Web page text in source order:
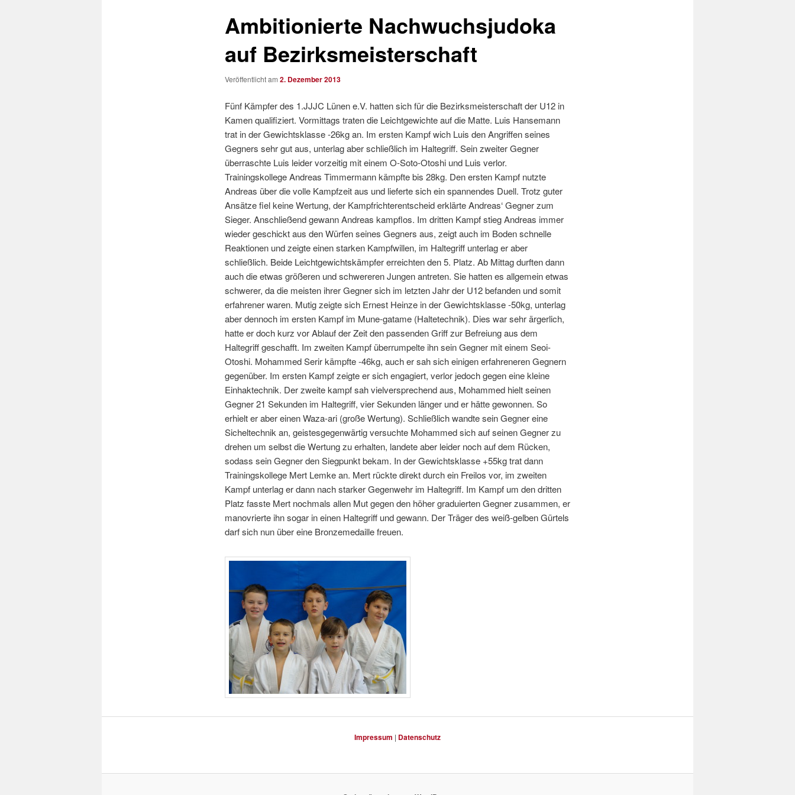
Ambitionierte Nachwuchsjudoka
auf Bezirksmeisterschaft
Veröffentlicht am 2. Dezember 2013
Fünf Kämpfer des 1.JJJC Lünen e.V. hatten sich für die Bezirksmeisterschaft der U12 in
Kamen qualifiziert. Vormittags traten die Leichtgewichte auf die Matte. Luis Hansemann
trat in der Gewichtsklasse -26kg an. Im ersten Kampf wich Luis den Angriffen seines
Gegners sehr gut aus, unterlag aber schließlich im Haltegriff. Sein zweiter Gegner
überraschte Luis leider vorzeitig mit einem O-Soto-Otoshi und Luis verlor.
Trainingskollege Andreas Timmermann kämpfte bis 28kg. Den ersten Kampf nutzte
Andreas über die volle Kampfzeit aus und lieferte sich ein spannendes Duell. Trotz guter
Ansätze fiel keine Wertung, der Kampfrichterentscheid erklärte Andreas‘ Gegner zum
Sieger. Anschließend gewann Andreas kampflos. Im dritten Kampf stieg Andreas immer
wieder geschickt aus den Würfen seines Gegners aus, zeigt auch im Boden schnelle
Reaktionen und zeigte einen starken Kampfwillen, im Haltegriff unterlag er aber
schließlich. Beide Leichtgewichtskämpfer erreichten den 5. Platz. Ab Mittag durften dann
auch die etwas größeren und schwereren Jungen antreten. Sie hatten es allgemein etwas
schwerer, da die meisten ihrer Gegner sich im letzten Jahr der U12 befanden und somit
erfahrener waren. Mutig zeigte sich Ernest Heinze in der Gewichtsklasse -50kg, unterlag
aber dennoch im ersten Kampf im Mune-gatame (Haltetechnik). Dies war sehr ärgerlich,
hatte er doch kurz vor Ablauf der Zeit den passenden Griff zur Befreiung aus dem
Haltegriff geschafft. Im zweiten Kampf überrumpelte ihn sein Gegner mit einem Seoi-
Otoshi. Mohammed Serir kämpfte -46kg, auch er sah sich einigen erfahreneren Gegnern
gegenüber. Im ersten Kampf zeigte er sich engagiert, verlor jedoch gegen eine kleine
Einhaktechnik. Der zweite kampf sah vielversprechend aus, Mohammed hielt seinen
Gegner 21 Sekunden im Haltegriff, vier Sekunden länger und er hätte gewonnen. So
erhielt er aber einen Waza-ari (große Wertung). Schließlich wandte sein Gegner eine
Sicheltechnik an, geistesgegenwärtig versuchte Mohammed sich auf seinen Gegner zu
drehen um selbst die Wertung zu erhalten, landete aber leider noch auf dem Rücken,
sodass sein Gegner den Siegpunkt bekam. In der Gewichtsklasse +55kg trat dann
Trainingskollege Mert Lemke an. Mert rückte direkt durch ein Freilos vor, im zweiten
Kampf unterlag er dann nach starker Gegenwehr im Haltegriff. Im Kampf um den dritten
Platz fasste Mert nochmals allen Mut gegen den höher graduierten Gegner zusammen, er
manovrierte ihn sogar in einen Haltegriff und gewann. Der Träger des weiß-gelben Gürtels
darf sich nun über eine Bronzemedaille freuen.
Impressum | Datenschutz